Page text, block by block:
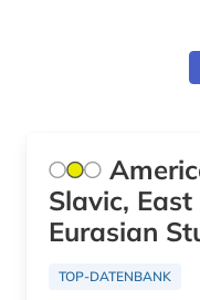
oral history (2)
osteuropa (10)
Oesterreich (4)
Osteuropa (13)
Slavic,
Eurasian
TOP-DATENBANK